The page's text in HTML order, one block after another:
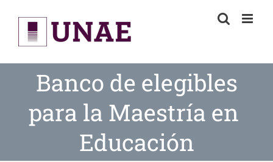
content
Banco de elegibles
para la Maestría en
Educación